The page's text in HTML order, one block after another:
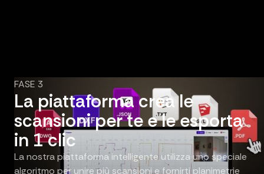
FASE 3
La piattaforma crea le
scansioni per te e le esporta
in 1 clic
La nostra piattaforma intelligente utilizza uno speciale
algoritmo per unire più scansioni e fornirti planimetrie